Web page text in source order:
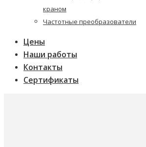
краном
Частотные преобразователи
Цены
Наши работы
Контакты
Сертификаты